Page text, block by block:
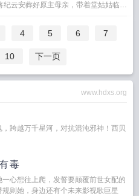
云安葬好原主母亲，带着堂姑姑临终
4 5 6 7
10 下一页
www.hdxs.org
跨越万千星河，对抗混沌邪神！西贝
毒
心想往上爬，发誓要颠覆前世女配的
则她，身边还有个未来影视歌巨星